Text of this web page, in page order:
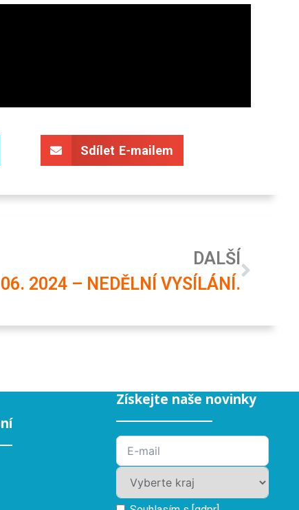
Sdílet E-mailem
DALŠÍ
2024 – NEDĚLNÍ VYSÍLÁNÍ.
Získejte naše novinky